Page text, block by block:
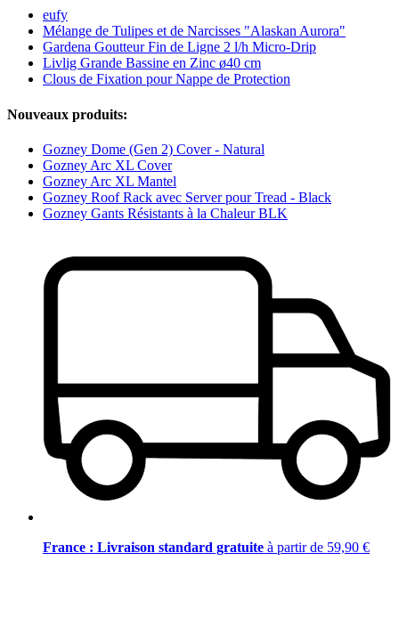
eufy
Mélange de Tulipes et de Narcisses "Alaskan Aurora"
Gardena Goutteur Fin de Ligne 2 l/h Micro-Drip
Livlig Grande Bassine en Zinc ø40 cm
Clous de Fixation pour Nappe de Protection
Nouveaux produits:
Gozney Dome (Gen 2) Cover - Natural
Gozney Arc XL Cover
Gozney Arc XL Mantel
Gozney Roof Rack avec Server pour Tread - Black
Gozney Gants Résistants à la Chaleur BLK
France : Livraison standard gratuite à partir de 59,90 €